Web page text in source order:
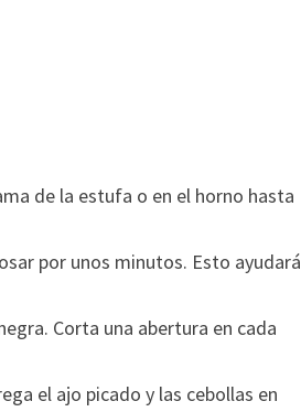
de la estufa o en el horno hasta
por unos minutos. Esto ayudará
Corta una abertura en cada
el ajo picado y las cebollas en